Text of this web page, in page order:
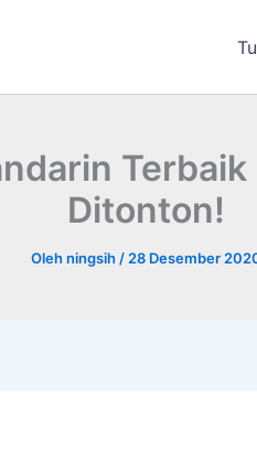
Ditonton!
Olehningsih / 28 Desember